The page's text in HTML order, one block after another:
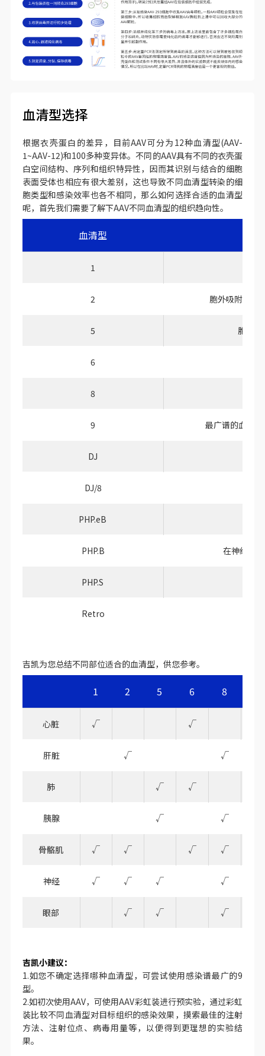
血清型选择
根据衣壳蛋白的差异，目前AAV可分为12种血清型(AAV-
1~AAV-12)和100多种变异体。不同的AAV具有不同的衣壳蛋
白空间结构、序列和组织特异性，因而其识别与结合的细胞
表面受体也相应有很大差别，这也导致不同血清型转染的细
胞类型和感染效率也各不相同，那么如何选择合适的血清型
呢，首先我们需要了解下AAV不同血清型的组织趋向性。
血清型
1
2 胞外吸附分子
5 胞外
6
8
9 最广谱的血清
DJ
DJ/8
PHP.eB
PHP.B 在神经元
PHP.S
Retro
吉凯为您总结不同部位适合的血清型，供您参考。
1 2 5 6 8
心脏 √ √
肝脏 √ √
肺 √ √
胰腺 √ √
骨骼肌 √ √ √ √
神经 √ √ √ √
眼部 √ √ √
吉凯小建议：
1.如您不确定选择哪种血清型，可尝试使用感染谱最广的9
型。
2.如初次使用AAV，可使用AAV彩虹装进行预实验，通过彩虹
装比较不同血清型对目标组织的感染效果，摸索最佳的注射
方法、注射位点、病毒用量等，以便得到更理想的实验结
果。